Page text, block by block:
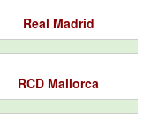
Real Madrid
RCD Mallorca